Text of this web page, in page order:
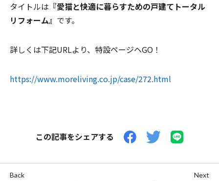
タイトルは 『愛猫と快適に暮らすための戸建てトータル
リフォーム』 です。
詳しくは下記URLより、特設ページヘGO！
https://www.moreliving.co.jp/case/272.html
この記事をシェアする
Back
Next